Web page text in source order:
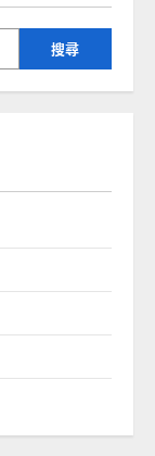
搜尋